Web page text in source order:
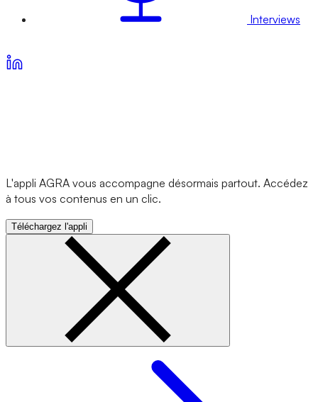
Interviews
L'appli AGRA vous accompagne désormais partout. Accédez
à tous vos contenus en un clic.
Téléchargez l'appli